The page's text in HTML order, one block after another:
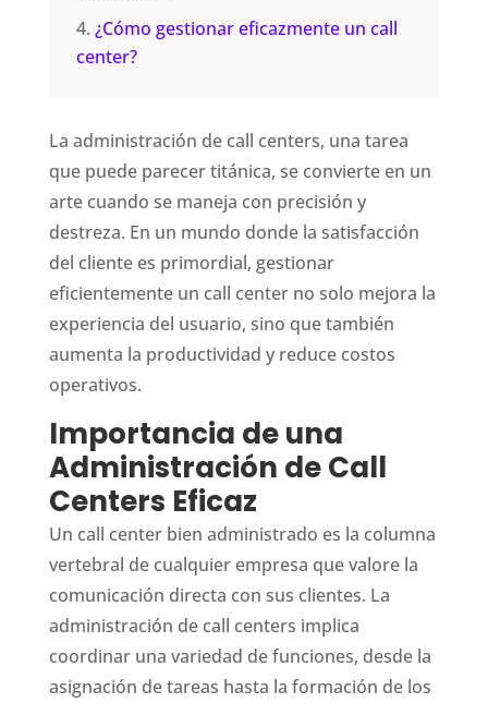
¿Cómo gestionar eficazmente un call
center?
La administración de call centers, una tarea
que puede parecer titánica, se convierte en un
arte cuando se maneja con precisión y
destreza. En un mundo donde la satisfacción
del cliente es primordial, gestionar
eficientemente un call center no solo mejora la
experiencia del usuario, sino que también
aumenta la productividad y reduce costos
operativos.
Importancia de una
Administración de Call
Centers Eficaz
Un call center bien administrado es la columna
vertebral de cualquier empresa que valore la
comunicación directa con sus clientes. La
administración de call centers implica
coordinar una variedad de funciones, desde la
asignación de tareas hasta la formación de los